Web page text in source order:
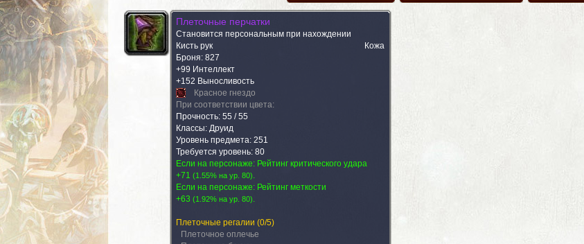
Плеточные перчатки
Становится персональным при нахождении
Кисть рук
Кожа
Броня: 827
+99 Интеллект
+152 Выносливость
Красное гнездо
При соответствии цвета:
Прочность: 55 / 55
Классы: Друид
Уровень предмета: 251
Требуется уровень: 80
Если на персонаже: Рейтинг критического удара
+71 (1.55% на yp. 80).
Если на персонаже: Рейтинг меткости
+63 (1.92% на yp. 80).
Плеточные регалии (0/5)
Плеточное оплечье